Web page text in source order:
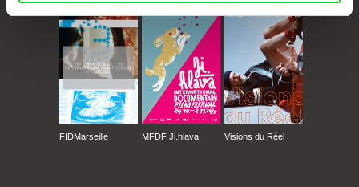
FIDMarseille MFDF Ji.hlava Visions du Réel